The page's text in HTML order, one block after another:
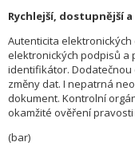
Rychlejší, dostupnější
Autenticita
elektronických podpisů a
identifikátor.
změny dat. I nepatrná
dokument. Kontrolní
okamžité ověření
(bar)